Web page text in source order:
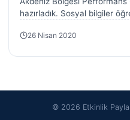
hazırladık. Sosyal bilgiler
26 Nisan 2020
© 2026 Etkinlik